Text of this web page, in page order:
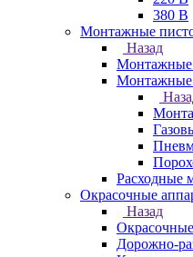
380 В
Монтажные
Назад
Монтажные
Монтажные
Расходные
Окрасочные
Назад
Дорожно-